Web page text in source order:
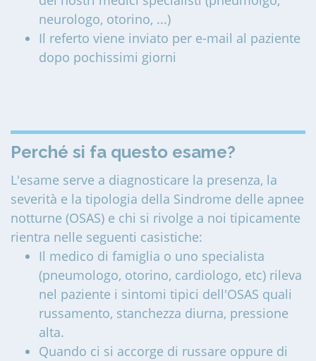
neurologo, otorino, ...)
Il referto viene inviato per e-mail al paziente
dopo pochissimi giorni
Perché si fa questo esame?
L'esame serve a diagnosticare la presenza, la
severità e la tipologia della Sindrome delle apnee
notturne (OSAS) e chi si rivolge a noi tipicamente
rientra nelle seguenti casistiche:
Il medico di famiglia o uno specialista
(pneumologo, otorino, cardiologo, etc) rileva
nel paziente i sintomi tipici dell'OSAS quali
russamento, stanchezza diurna, pressione
alta.
Quando ci si accorge di russare oppure di